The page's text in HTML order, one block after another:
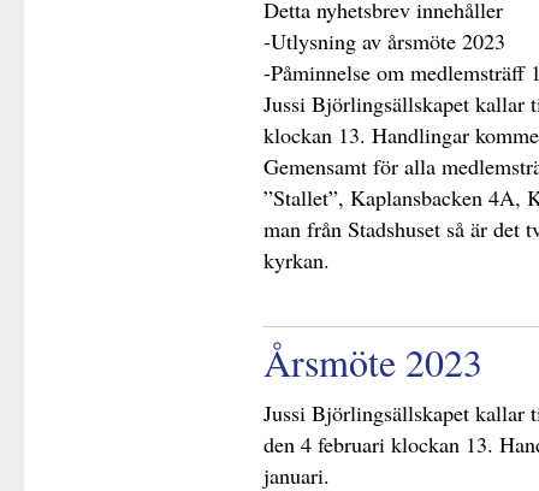
Detta nyhetsbrev innehåller
-Utlysning av årsmöte 2023
-Påminnelse om medlemsträff
Jussi Björlingsällskapet kallar
klockan 13. Handlingar
Gemensamt för alla
”Stallet”, Kaplansbacken 4A,
man från Stadshuset så är det
kyrkan.
Årsmöte 2023
Jussi Björlingsällskapet kallar
den 4 februari klockan 13.
januari.